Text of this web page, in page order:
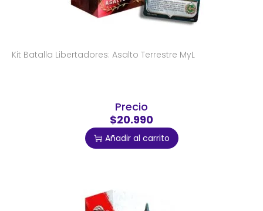
Kit Batalla Libertadores: Asalto Terrestre MyL
Precio
$20.990
Añadir al carrito